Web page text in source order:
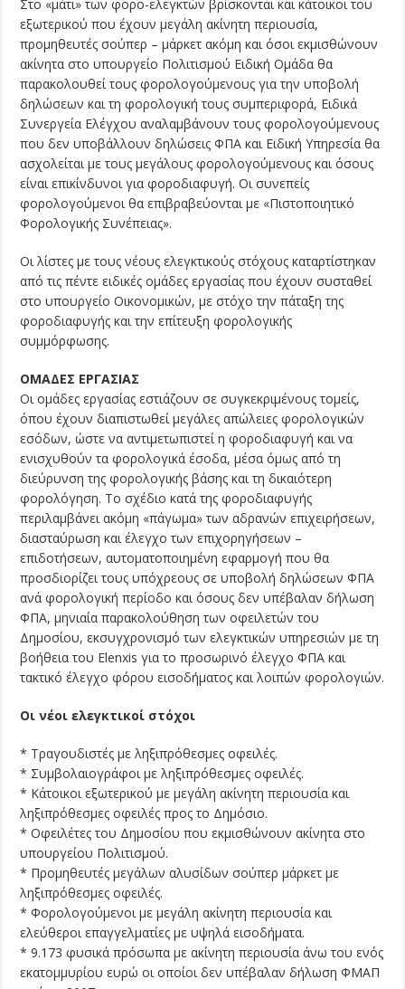
Στο «μάτι» των φορο-ελεγκτών βρίσκονται και κάτοικοι του
εξωτερικού που έχουν μεγάλη ακίνητη περιουσία,
προμηθευτές σούπερ – μάρκετ ακόμη και όσοι εκμισθώνουν
ακίνητα στο υπουργείο Πολιτισμού Ειδική Ομάδα θα
παρακολουθεί τους φορολογούμενους για την υποβολή
δηλώσεων και τη φορολογική τους συμπεριφορά, Ειδικά
Συνεργεία Ελέγχου αναλαμβάνουν τους φορολογούμενους
που δεν υποβάλλουν δηλώσεις ΦΠΑ και Ειδική Υπηρεσία θα
ασχολείται με τους μεγάλους φορολογούμενους και όσους
είναι επικίνδυνοι για φοροδιαφυγή. Οι συνεπείς
φορολογούμενοι θα επιβραβεύονται με «Πιστοποιητικό
Φορολογικής Συνέπειας».
Οι λίστες με τους νέους ελεγκτικούς στόχους καταρτίστηκαν
από τις πέντε ειδικές ομάδες εργασίας που έχουν συσταθεί
στο υπουργείο Οικονομικών, με στόχο την πάταξη της
φοροδιαφυγής και την επίτευξη φορολογικής
συμμόρφωσης.
ΟΜΑΔΕΣ ΕΡΓΑΣΙΑΣ
Οι ομάδες εργασίας εστιάζουν σε συγκεκριμένους τομείς,
όπου έχουν διαπιστωθεί μεγάλες απώλειες φορολογικών
εσόδων, ώστε να αντιμετωπιστεί η φοροδιαφυγή και να
ενισχυθούν τα φορολογικά έσοδα, μέσα όμως από τη
διεύρυνση της φορολογικής βάσης και τη δικαιότερη
φορολόγηση. Το σχέδιο κατά της φοροδιαφυγής
περιλαμβάνει ακόμη «πάγωμα» των αδρανών επιχειρήσεων,
διασταύρωση και έλεγχο των επιχορηγήσεων –
επιδοτήσεων, αυτοματοποιημένη εφαρμογή που θα
προσδιορίζει τους υπόχρεους σε υποβολή δηλώσεων ΦΠΑ
ανά φορολογική περίοδο και όσους δεν υπέβαλαν δήλωση
ΦΠΑ, μηνιαία παρακολούθηση των οφειλετών του
Δημοσίου, εκσυγχρονισμό των ελεγκτικών υπηρεσιών με τη
βοήθεια του Elenxis για το προσωρινό έλεγχο ΦΠΑ και
τακτικό έλεγχο φόρου εισοδήματος και λοιπών φορολογιών.
Oι νέοι ελεγκτικοί στόχοι
* Tραγουδιστές με ληξιπρόθεσμες οφειλές.
* Συμβολαιογράφοι με ληξιπρόθεσμες οφειλές.
* Kάτοικοι εξωτερικού με μεγάλη ακίνητη περιουσία και
ληξιπρόθεσμες οφειλές προς το Δημόσιο.
* Oφειλέτες του Δημοσίου που εκμισθώνουν ακίνητα στο
υπουργείου Πολιτισμού.
* Προμηθευτές μεγάλων αλυσίδων σούπερ μάρκετ με
ληξιπρόθεσμες οφειλές.
* Φορολογούμενοι με μεγάλη ακίνητη περιουσία και
ελεύθεροι επαγγελματίες με υψηλά εισοδήματα.
* 9.173 φυσικά πρόσωπα με ακίνητη περιουσία άνω του ενός
εκατομμυρίου ευρώ οι οποίοι δεν υπέβαλαν δήλωση ΦMAΠ